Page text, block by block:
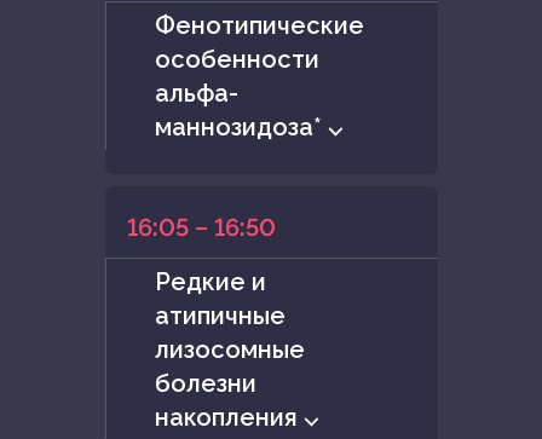
Фенотипические
особенности
альфа-
маннозидоза* ⌵
16:05 – 16:50
Редкие и
атипичные
лизосомные
болезни
накопления ⌵